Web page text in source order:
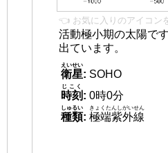
👈 お気に入りのアイコン
活動極小期の太陽で
出ています。
衛星
えいせい
: SOHO
時刻
じこく
: 0時0分
種類
しゅるい
: 極端紫外線
きょくたんしがいせん